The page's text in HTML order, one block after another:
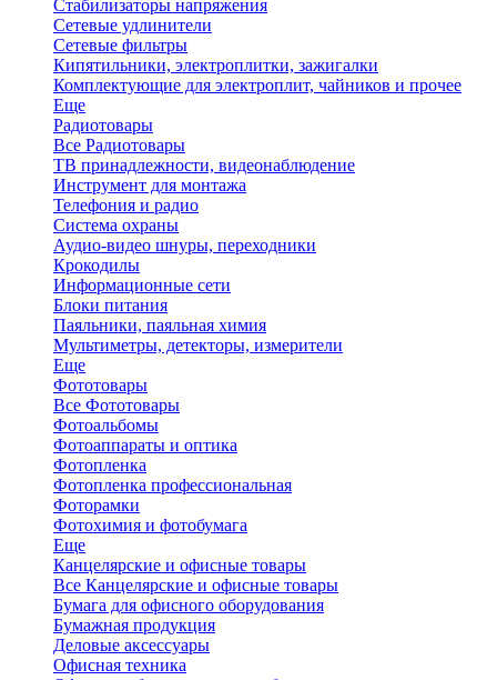
Стабилизаторы напряжения
Сетевые удлинители
Сетевые фильтры
Кипятильники, электроплитки, зажигалки
Комплектующие для электроплит, чайников и прочее
Еще
Радиотовары
Все Радиотовары
ТВ принадлежности, видеонаблюдение
Инструмент для монтажа
Телефония и радио
Система охраны
Аудио-видео шнуры, переходники
Крокодилы
Информационные сети
Блоки питания
Паяльники, паяльная химия
Мультиметры, детекторы, измерители
Еще
Фототовары
Все Фототовары
Фотоальбомы
Фотоаппараты и оптика
Фотопленка
Фотопленка профессиональная
Фоторамки
Фотохимия и фотобумага
Еще
Канцелярские и офисные товары
Все Канцелярские и офисные товары
Бумага для офисного оборудования
Бумажная продукция
Деловые аксессуары
Офисная техника